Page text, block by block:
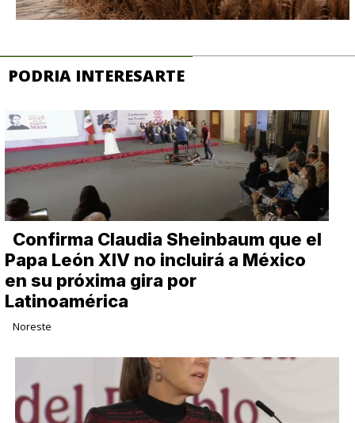
PODRIA INTERESARTE
Confirma Claudia Sheinbaum que el
Papa León XIV no incluirá a México
en su próxima gira por
Latinoamérica
Noreste